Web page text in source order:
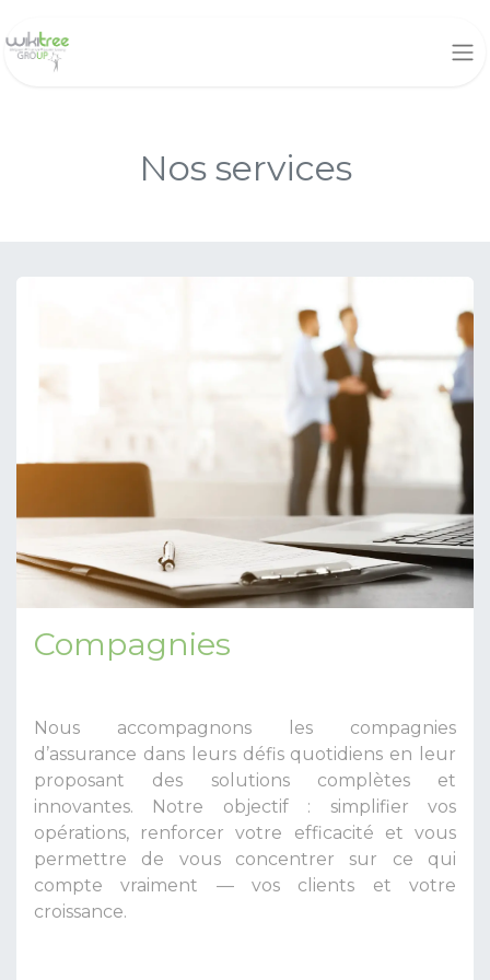
Nos se​rvices
Compagnies
Nous accompagnons les compagnies
d’assurance dans leurs défis quotidiens en leur
proposant des solutions complètes et
innovantes. Notre objectif : simplifier vos
opérations, renforcer votre efficacité et vous
permettre de vous concentrer sur ce qui
compte vraiment — vos clients et votre
croissance.